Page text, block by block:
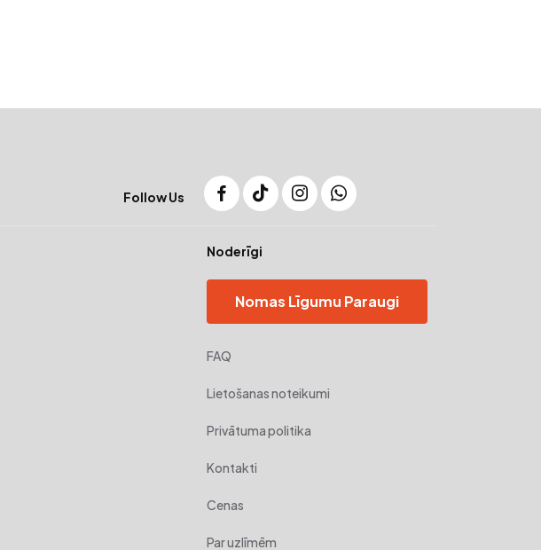
Follow Us
Noderīgi
Nomas Līgumu Paraugi
FAQ
Lietošanas noteikumi
Privātuma politika
Kontakti
Cenas
Par uzlīmēm